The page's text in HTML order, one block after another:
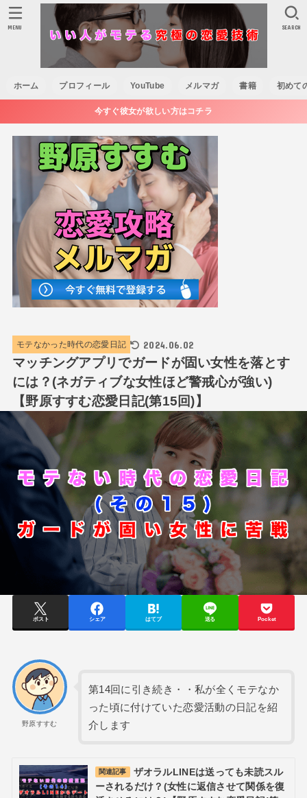
ホーム プロフィール YouTube メルマガ 書籍 初めて
SEARCH
MENU
今すぐ彼女が欲しい方はコチラ
モテなかった時代の恋愛日記 2024.06.02
マッチングアプリでガードが固い女性を落とす
には？(ネガティブな女性ほど警戒心が強い)
【野原すすむ恋愛日記(第15回)】
ポスト シェア はてブ 送る Pocket
野原すすむ
第14回に引き続き・・私が全くモテなか
った頃に付けていた恋愛活動の日記を紹
介します
関連記事
ザオラルLINEは送っても未読スル
ーされるだけ？(女性に返信させて関係を復